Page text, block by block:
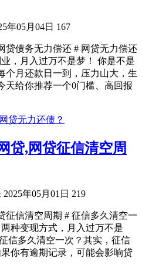
年05月04日 167
贷债务无力偿还 # 网贷无力偿还
，月入过万不是梦！ 你是不是
个月还款日一到，压力山大，生
天给你推荐一个0门槛、高回报
贷,网贷征信清空周
2025年05月01日 219
征信清空周期 # 征信多久清空一
种变现方式，月入过万不是
信多久清空一次？其实，征信
你有逾期记录，可能会影响贷